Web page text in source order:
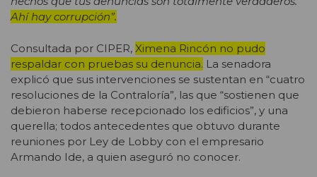
Ahí hay corrupción”.
Consultada por CIPER, Ximena Rincón no pudo
respaldar con pruebas su denuncia. La senadora
explicó que sus intervenciones se sustentan en “cuatro
resoluciones de la Contraloría”, las que “sostienen que
debieron haberse recepcionado los edificios”, y una
querella; todos antecedentes que obtuvo durante
reuniones por Ley de Lobby con el empresario
Armando Ide, a quien aseguró no conocer.